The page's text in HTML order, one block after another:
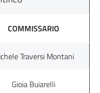
COMMISSARIO
Traversi Montani
Gioia Buiarelli